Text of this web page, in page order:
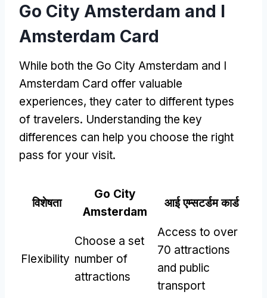
Go City Amsterdam and I
Amsterdam Card
While both the Go City Amsterdam and I
Amsterdam Card offer valuable
experiences, they cater to different types
of travelers. Understanding the key
differences can help you choose the right
pass for your visit.
विशेषता
Go City
Amsterdam
आई एम्सटर्डम कार्ड
Flexibility
Choose a set
number of
attractions
Access to over
70 attractions
and public
transport